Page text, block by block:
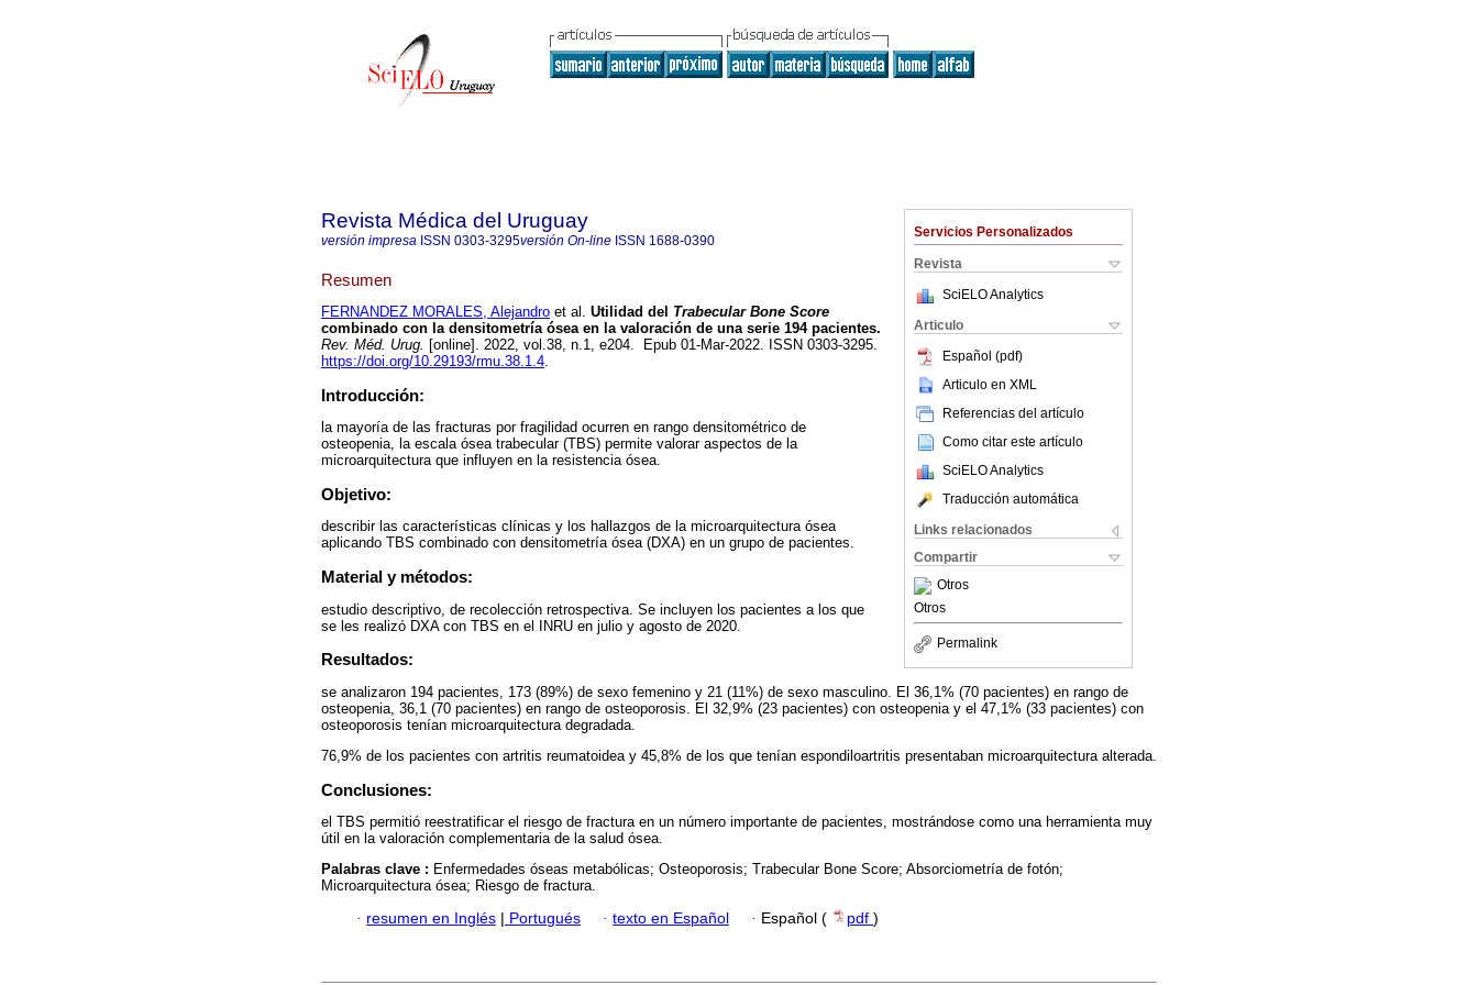
Servicios Personalizados
Revista
SciELO Analytics
Articulo
Español (pdf)
Articulo en XML
Referencias del artículo
Como citar este artículo
SciELO Analytics
Traducción automática
Links relacionados
Compartir
Otros
Otros
Permalink
Revista Médica del Uruguay
versión impresa ISSN 0303-3295versión On-line ISSN 1688-0390
Resumen
FERNANDEZ MORALES, Alejandro et al. Utilidad del Trabecular Bone Score
combinado con la densitometría ósea en la valoración de una serie 194 pacientes.
Rev. Méd. Urug. [online]. 2022, vol.38, n.1, e204. Epub 01-Mar-2022. ISSN 0303-3295.
https://doi.org/10.29193/rmu.38.1.4.
Introducción:
la mayoría de las fracturas por fragilidad ocurren en rango densitométrico de
osteopenia, la escala ósea trabecular (TBS) permite valorar aspectos de la
microarquitectura que influyen en la resistencia ósea.
Objetivo:
describir las características clínicas y los hallazgos de la microarquitectura ósea
aplicando TBS combinado con densitometría ósea (DXA) en un grupo de pacientes.
Material y métodos:
estudio descriptivo, de recolección retrospectiva. Se incluyen los pacientes a los que
se les realizó DXA con TBS en el INRU en julio y agosto de 2020.
Resultados:
se analizaron 194 pacientes, 173 (89%) de sexo femenino y 21 (11%) de sexo masculino. El 36,1% (70 pacientes) en rango de
osteopenia, 36,1 (70 pacientes) en rango de osteoporosis. El 32,9% (23 pacientes) con osteopenia y el 47,1% (33 pacientes) con
osteoporosis tenían microarquitectura degradada.
76,9% de los pacientes con artritis reumatoidea y 45,8% de los que tenían espondiloartritis presentaban microarquitectura alterada.
Conclusiones:
el TBS permitió reestratificar el riesgo de fractura en un número importante de pacientes, mostrándose como una herramienta muy
útil en la valoración complementaria de la salud ósea.
Palabras clave : Enfermedades óseas metabólicas; Osteoporosis; Trabecular Bone Score; Absorciometría de fotón;
Microarquitectura ósea; Riesgo de fractura.
· resumen en Inglés Portugués · texto en Español · Español ( pdf )